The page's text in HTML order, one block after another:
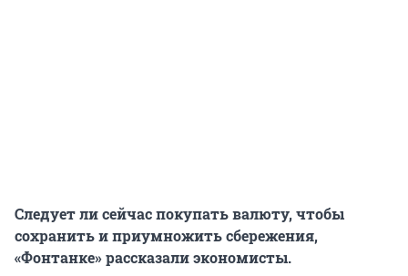
Следует ли сейчас покупать валюту, чтобы
сохранить и приумножить сбережения,
«Фонтанке» рассказали экономисты.